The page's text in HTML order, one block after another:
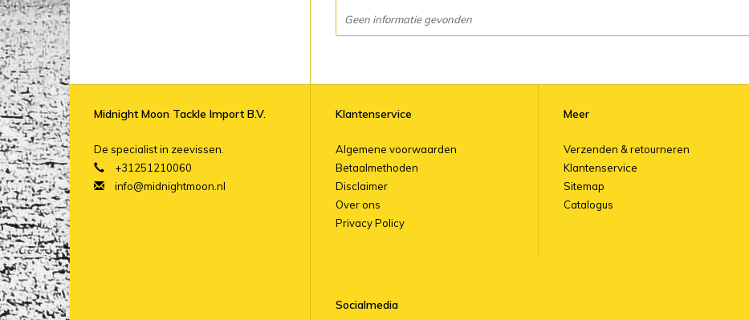
Geen informatie gevonden
Midnight Moon Tackle Import B.V.
De specialist in zeevissen.
+31251210060
info@midnightmoon.nl
Klantenservice
Algemene voorwaarden
Betaalmethoden
Disclaimer
Over ons
Privacy Policy
Meer
Verzenden & retourneren
Klantenservice
Sitemap
Catalogus
Socialmedia